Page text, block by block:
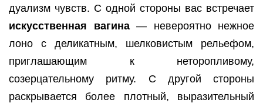
дуализм чувств. С одной стороны вас встречает
искусственная вагина— невероятно нежное
лоно с деликатным, шелковистым рельефом,
приглашающим к неторопливому,
созерцательному ритму. С другой стороны
раскрывается более плотный, выразительный